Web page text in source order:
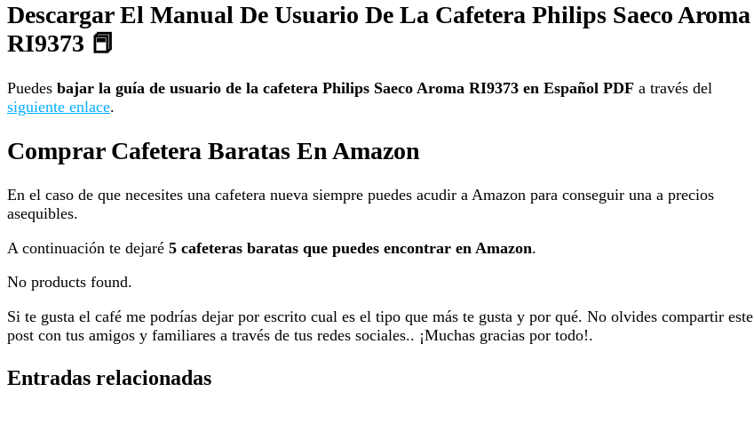
Descargar El Manual De Usuario De La Cafetera Philips Saeco Aroma
RI9373 📕
Puedes bajar la guía de usuario de la cafetera Philips Saeco Aroma RI9373 en Español PDF a través del
siguiente enlace.
Comprar Cafetera Baratas En Amazon
En el caso de que necesites una cafetera nueva siempre puedes acudir a Amazon para conseguir una a precios
asequibles.
A continuación te dejaré 5 cafeteras baratas que puedes encontrar en Amazon.
No products found.
Si te gusta el café me podrías dejar por escrito cual es el tipo que más te gusta y por qué. No olvides compartir este
post con tus amigos y familiares a través de tus redes sociales.. ¡Muchas gracias por todo!.
Entradas relacionadas